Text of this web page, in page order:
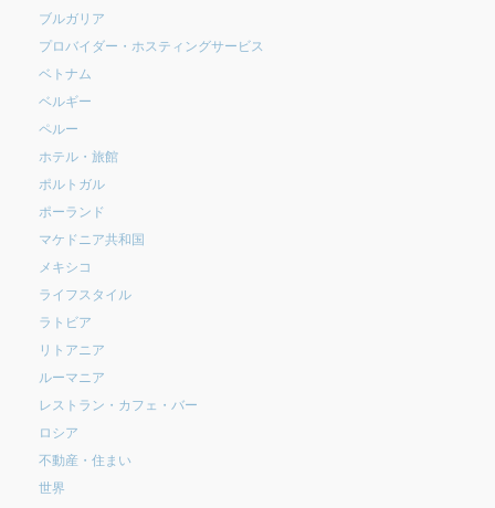
ブルガリア
プロバイダー・ホスティングサービス
ベトナム
ベルギー
ペルー
ホテル・旅館
ポルトガル
ポーランド
マケドニア共和国
メキシコ
ライフスタイル
ラトビア
リトアニア
ルーマニア
レストラン・カフェ・バー
ロシア
不動産・住まい
世界